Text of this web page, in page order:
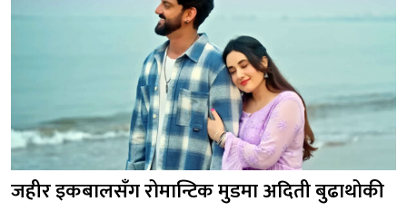
जहीर इकबालसँग रोमान्टिक मुडमा अदिती बुढाथोकी